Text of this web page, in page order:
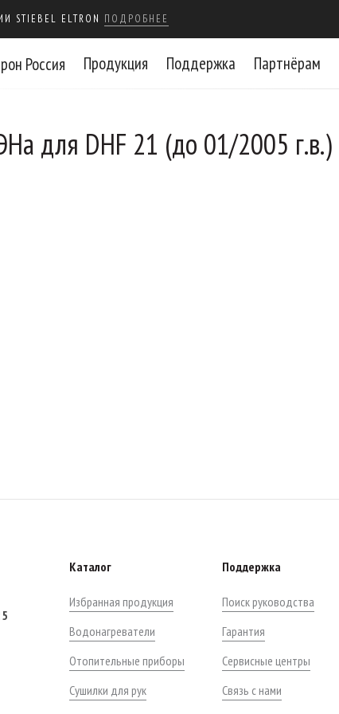
ELTRON ПОДРОБНЕЕ
Продукция Поддержка Партнёрам
для DHF 21 (до 01/2005 г.в.)
Каталог
Избранная продукция
Водонагреватели
Отопительные приборы
Сушилки для рук
Поддержка
Поиск руководства
Гарантия
Сервисные центры
Связь с нами